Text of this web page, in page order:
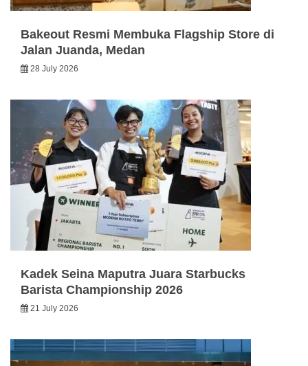
Bakeout Resmi Membuka Flagship Store di
Jalan Juanda, Medan
28 July 2026
Kadek Seina Maputra Juara Starbucks
Barista Championship 2026
21 July 2026